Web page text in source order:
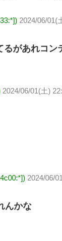
2024/06/01(
があれコン
2024/06/01(土)
2024/06/
んかな